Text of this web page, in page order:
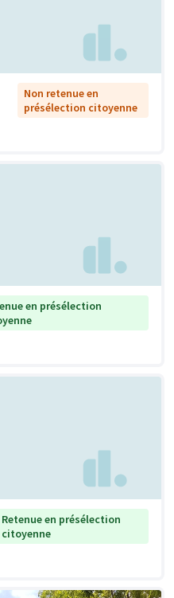
Non retenue en
présélection citoyenne
en présélection
Retenue en présélection
citoyenne